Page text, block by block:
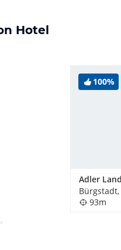
Hotel
100%
Adler
93m